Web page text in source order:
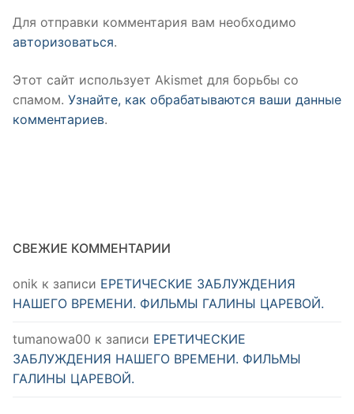
Для отправки комментария вам необходимо
авторизоваться.
Этот сайт использует Akismet для борьбы со
спамом. Узнайте, как обрабатываются ваши данные
комментариев.
СВЕЖИЕ КОММЕНТАРИИ
onik к записи ЕРЕТИЧЕСКИЕ ЗАБЛУЖДЕНИЯ
НАШЕГО ВРЕМЕНИ. ФИЛЬМЫ ГАЛИНЫ ЦАРЕВОЙ.
tumanowa00 к записи ЕРЕТИЧЕСКИЕ
ЗАБЛУЖДЕНИЯ НАШЕГО ВРЕМЕНИ. ФИЛЬМЫ
ГАЛИНЫ ЦАРЕВОЙ.